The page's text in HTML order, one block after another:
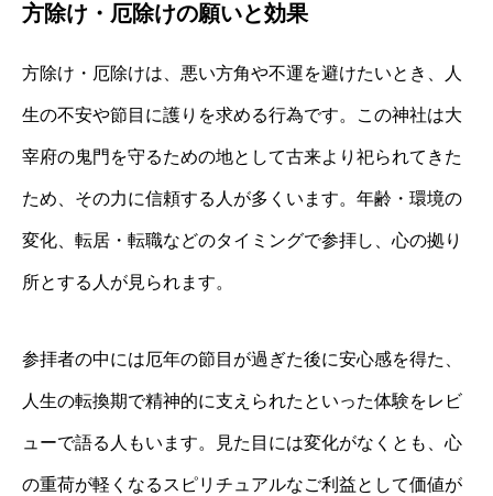
方除け・厄除けの願いと効果
方除け・厄除けは、悪い方角や不運を避けたいとき、人
生の不安や節目に護りを求める行為です。この神社は大
宰府の鬼門を守るための地として古来より祀られてきた
ため、その力に信頼する人が多くいます。年齢・環境の
変化、転居・転職などのタイミングで参拝し、心の拠り
所とする人が見られます。
参拝者の中には厄年の節目が過ぎた後に安心感を得た、
人生の転換期で精神的に支えられたといった体験をレビ
ューで語る人もいます。見た目には変化がなくとも、心
の重荷が軽くなるスピリチュアルなご利益として価値が